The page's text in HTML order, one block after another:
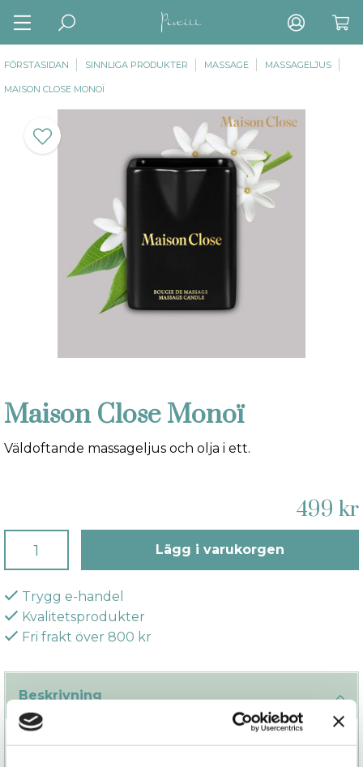
FÖRSTASIDAN SINNLIGA PRODUKTER MASSAGE MASSAGELJUS
MAISON CLOSE MONOÏ
Maison Close Monoï
Väldoftande massageljus och olja i ett.
499 kr
Lägg i varukorgen
Trygg e-handel
Kvalitetsprodukter
Fri frakt över 800 kr
Beskrivning